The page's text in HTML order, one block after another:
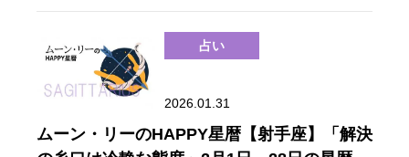
占い
2026.01.31
ムーン・リーのHAPPY星暦【射手座】「解決